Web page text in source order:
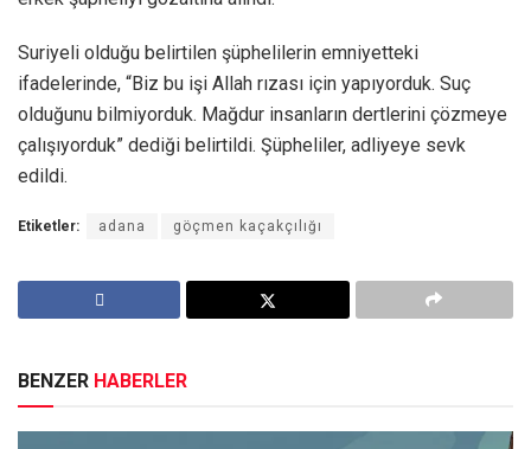
Suriyeli olduğu belirtilen şüphelilerin emniyetteki
ifadelerinde, “Biz bu işi Allah rızası için yapıyorduk. Suç
olduğunu bilmiyorduk. Mağdur insanların dertlerini çözmeye
çalışıyorduk” dediği belirtildi. Şüpheliler, adliyeye sevk
edildi.
Etiketler: adana göçmen kaçakçılığı
BENZER HABERLER